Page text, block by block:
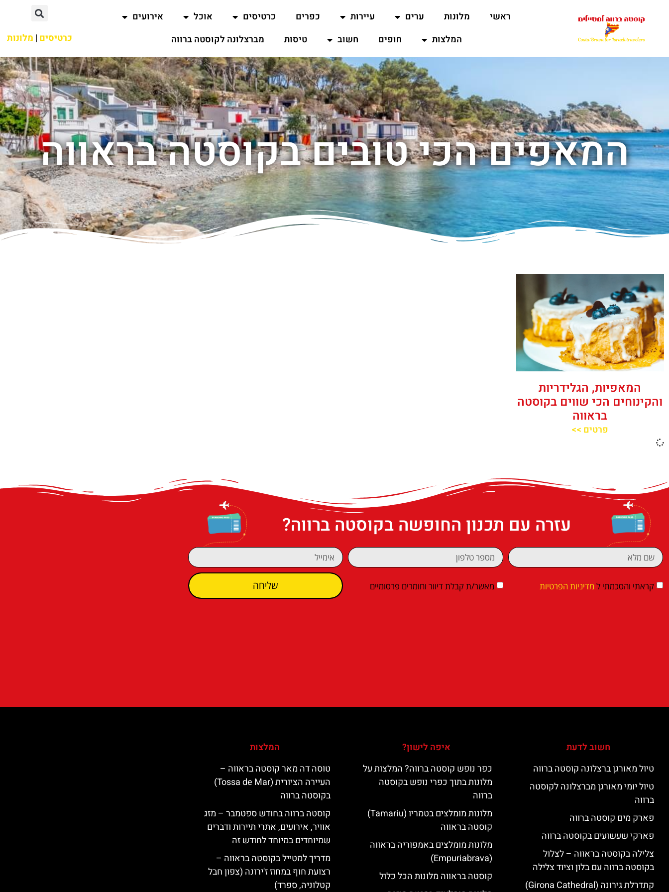
ראשי מלונות ערים עיירות כפרים כרטיסים אוכל
אירועים
המלצות
חופים חשוב טיסות מברצלונה לקוסטה ברווה כרטיסים | מלונות
המאפים הכי טובים בקוסטה בראווה
המאפיות, הגלידריות
והקינוחים הכי שווים בקוסטה
בראווה
פרטים >>
עזרה עם תכנון החופשה בקוסטה ברווה?
קראתי והסכמתי ל מדיניות הפרטיות מאשר/ת קבלת דיוור וחומרים פרסומיים שליחה
חשוב לדעת
טיול מאורגן ברצלונה קוסטה ברווה
טיול יומי מאורגן מברצלונה לקוסטה
ברווה
פארק מים קוסטה ברווה
פארקי שעשועים בקוסטה ברווה
צלילה בקוסטה בראווה – לצלול
בקוסטה ברווה עם בלון וציוד צלילה
קתדרלת גירונה (Girona Cathedral)
איפה לישון?
כפר נופש קוסטה ברווה? המלצות על
מלונות בתוך כפרי נופש בקוסטה
ברווה
מלונות מומלצים בטמריו (Tamariu)
קוסטה בראווה
מלונות מומלצים באמפוריה בראווה
(Empuriabrava)
קוסטה בראווה מלונות הכל כלול
המלצות
טוסה דה מאר קוסטה בראווה –
העיירה הציורית (Tossa de Mar)
בקוסטה ברווה
קוסטה ברווה בחודש ספטמבר – מזג
אוויר, אירועים, אתרי תיירות ודברים
שמיוחדים במיוחד לחודש זה
מדריך למטייל בקוסטה בראווה –
רצועת חוף במחוז ז'ירונה (צפון חבל
קטלוניה, ספרד)